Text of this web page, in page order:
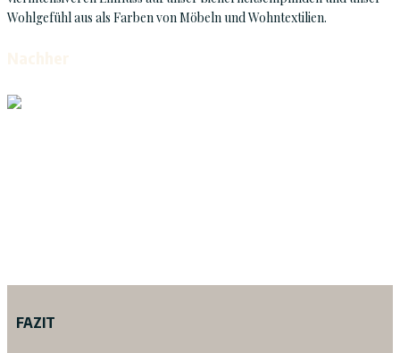
Wohlgefühl aus als Farben von Möbeln und Wohntextilien.
FAZIT